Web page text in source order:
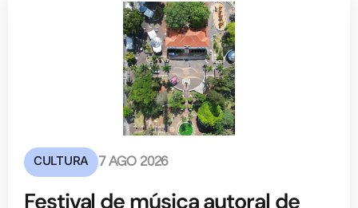
CULTURA 7 AGO 2026
Festival de música autoral de